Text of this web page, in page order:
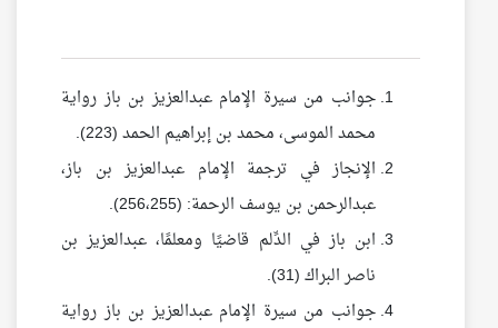
جوانب من سيرة الإمام عبدالعزيز بن باز رواية
محمد الموسى، محمد بن إبراهيم الحمد (223).
الإنجاز في ترجمة الإمام عبدالعزيز بن باز،
عبدالرحمن بن يوسف الرحمة: (256،255).
ابن باز في الدِّلم قاضيًا ومعلمًا، عبدالعزيز بن
ناصر البراك (31).
جوانب من سيرة الإمام عبدالعزيز بن باز رواية